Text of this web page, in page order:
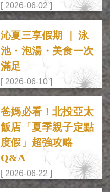
[ 2026-06-02 ]
沁夏三享假期 ｜ 泳
池・泡湯・美食一次
滿足
[ 2026-06-10 ]
爸媽必看！北投亞太
飯店「夏季親子定點
度假」超強攻略
Q&A
[ 2026-06-22 ]